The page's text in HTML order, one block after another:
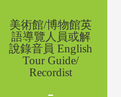
美術館/博物館英
語導覽人員或解
說錄音員 English
Tour Guide/
Recordist